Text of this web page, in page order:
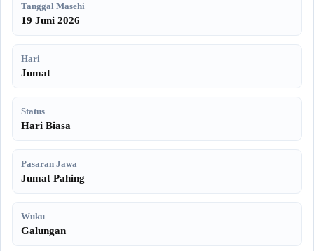
Tanggal Masehi
19 Juni 2026
Hari
Jumat
Status
Hari Biasa
Pasaran Jawa
Jumat Pahing
Wuku
Galungan